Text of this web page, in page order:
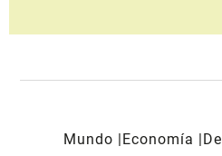
Mundo Economía